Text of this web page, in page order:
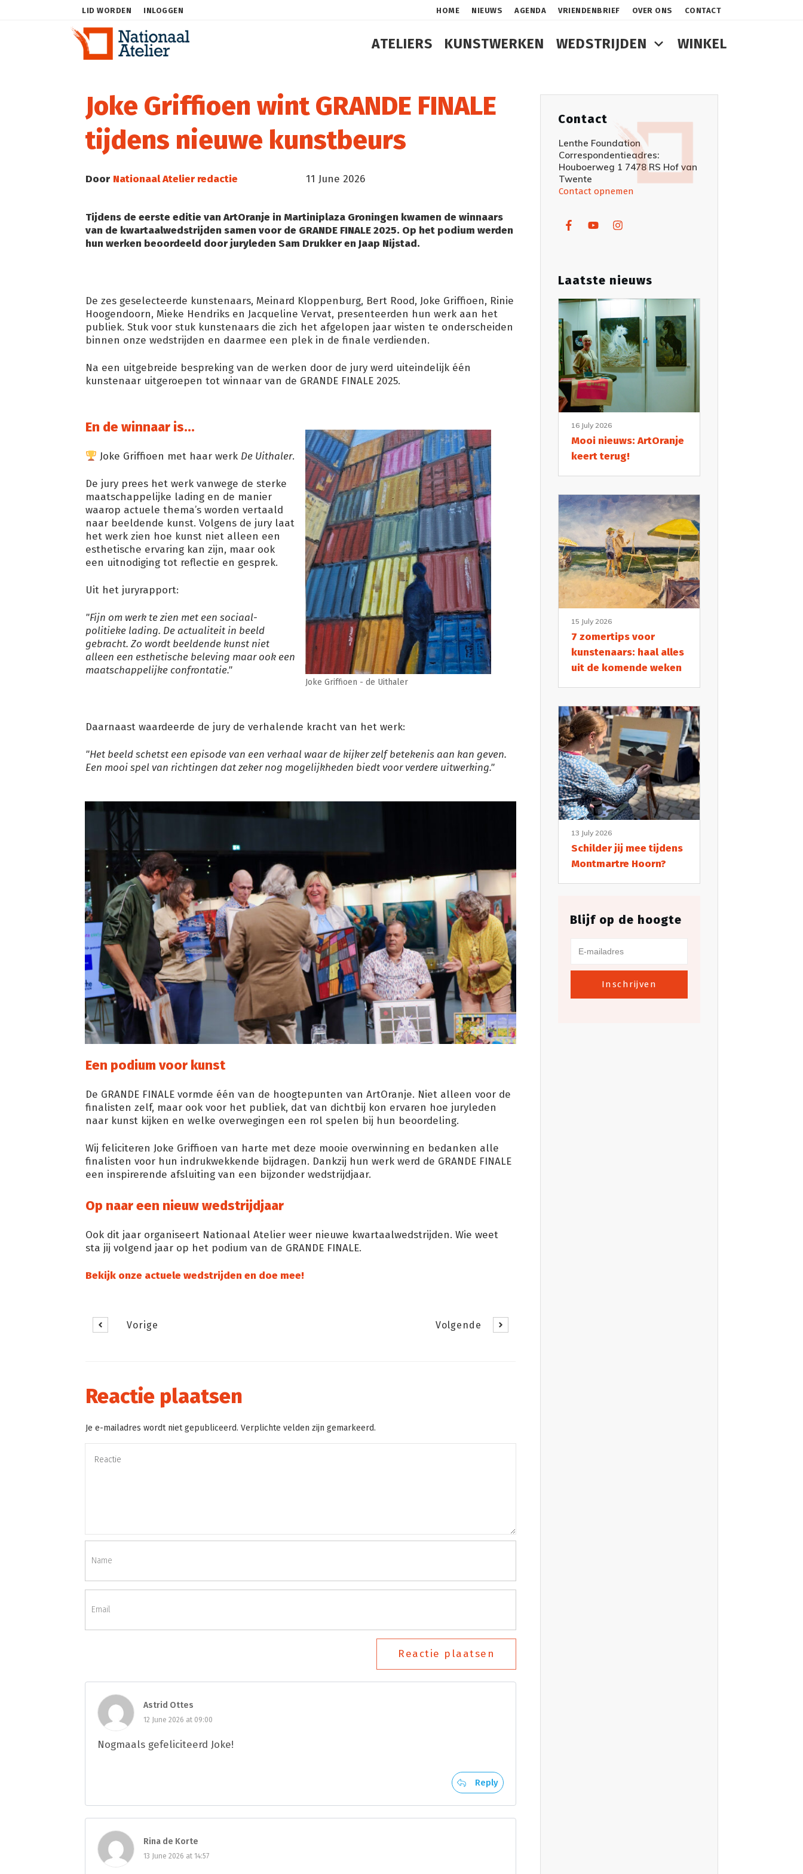
LID WORDEN INLOGGEN HOME NIEUWS AGENDA VRIENDENBRIEF OVER ONS CONTACT
ATELIERS KUNSTWERKEN WEDSTRIJDEN WINKEL
Joke Griffioen wint GRANDE FINALE
tijdens nieuwe kunstbeurs
Door Nationaal Atelier redactie 11 June 2026
Tijdens de eerste editie van ArtOranje in Martiniplaza Groningen kwamen de winnaars
van de kwartaalwedstrijden samen voor de GRANDE FINALE 2025. Op het podium werden
hun werken beoordeeld door juryleden Sam Drukker en Jaap Nijstad.
De zes geselecteerde kunstenaars, Meinard Kloppenburg, Bert Rood, Joke Griffioen, Rinie
Hoogendoorn, Mieke Hendriks en Jacqueline Vervat, presenteerden hun werk aan het
publiek. Stuk voor stuk kunstenaars die zich het afgelopen jaar wisten te onderscheiden
binnen onze wedstrijden en daarmee een plek in de finale verdienden.
Na een uitgebreide bespreking van de werken door de jury werd uiteindelijk één
kunstenaar uitgeroepen tot winnaar van de GRANDE FINALE 2025.
En de winnaar is...
Joke Griffioen met haar werk De Uithaler.
De jury prees het werk vanwege de sterke
maatschappelijke lading en de manier
waarop actuele thema’s worden vertaald
naar beeldende kunst. Volgens de jury laat
het werk zien hoe kunst niet alleen een
esthetische ervaring kan zijn, maar ook
een uitnodiging tot reflectie en gesprek.
Uit het juryrapport:
"Fijn om werk te zien met een sociaal-
politieke lading. De actualiteit in beeld
gebracht. Zo wordt beeldende kunst niet
alleen een esthetische beleving maar ook een
maatschappelijke confrontatie."
Joke Griffioen - de Uithaler
Daarnaast waardeerde de jury de verhalende kracht van het werk:
"Het beeld schetst een episode van een verhaal waar de kijker zelf betekenis aan kan geven.
Een mooi spel van richtingen dat zeker nog mogelijkheden biedt voor verdere uitwerking."
Een podium voor kunst
De GRANDE FINALE vormde één van de hoogtepunten van ArtOranje. Niet alleen voor de
finalisten zelf, maar ook voor het publiek, dat van dichtbij kon ervaren hoe juryleden
naar kunst kijken en welke overwegingen een rol spelen bij hun beoordeling.
Wij feliciteren Joke Griffioen van harte met deze mooie overwinning en bedanken alle
finalisten voor hun indrukwekkende bijdragen. Dankzij hun werk werd de GRANDE FINALE
een inspirerende afsluiting van een bijzonder wedstrijdjaar.
Op naar een nieuw wedstrijdjaar
Ook dit jaar organiseert Nationaal Atelier weer nieuwe kwartaalwedstrijden. Wie weet
sta jij volgend jaar op het podium van de GRANDE FINALE.
Bekijk onze actuele wedstrijden en doe mee!
Vorige Volgende
Reactie plaatsen
Je e-mailadres wordt niet gepubliceerd. Verplichte velden zijn gemarkeerd.
Reactie plaatsen
Astrid Ottes
12 June 2026 at 09:00
Nogmaals gefeliciteerd Joke!
Reply
Rina de Korte
13 June 2026 at 14:57
Contact
Lenthe Foundation
Correspondentieadres:
Houboerweg 1 7478 RS Hof van
Twente
Contact opnemen
Laatste nieuws
16 July 2026
Mooi nieuws: ArtOranje
keert terug!
15 July 2026
7 zomertips voor
kunstenaars: haal alles
uit de komende weken
13 July 2026
Schilder jij mee tijdens
Montmartre Hoorn?
Blijf op de hoogte
Inschrijven